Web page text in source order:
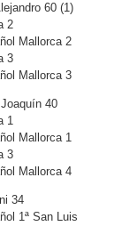
60 (1)
2
Mallorca 2
3
Mallorca 3
40
1
Mallorca 1
3
Mallorca 4
34
1ª San Luis